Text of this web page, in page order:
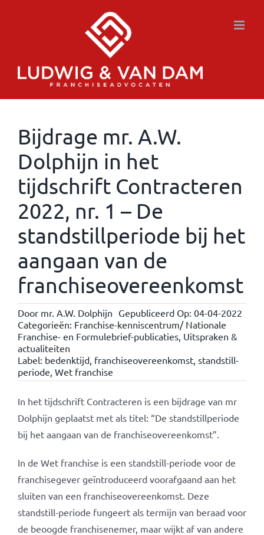
Bijdrage mr. A.W.
Dolphijn in het
tijdschrift Contracteren
2022, nr. 1 – De
standstillperiode bij het
aangaan van de
franchiseovereenkomst
Door mr. A.W. Dolphijn Gepubliceerd Op: 04-04-2022
Categorieën: Franchise-kenniscentrum/ Nationale
Franchise- en Formulebrief-publicaties, Uitspraken &
actualiteiten
Label: bedenktijd, franchiseovereenkomst, standstill-
periode, Wet franchise
In het tijdschrift Contracteren is een bijdrage van mr
Dolphijn geplaatst met als titel: “De standstillperiode
bij het aangaan van de franchiseovereenkomst”.
In de Wet franchise is een standstill-periode voor de
franchisegever geïntroduceerd voorafgaand aan het
sluiten van een franchiseovereenkomst. Deze
standstill-periode fungeert als termijn van beraad voor
de beoogde franchisenemer, maar wijkt af van andere